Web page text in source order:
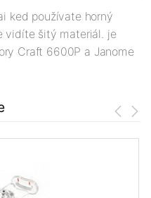
ked používate horný
vidíte šitý materiál. je
Craft 6600P a Janome